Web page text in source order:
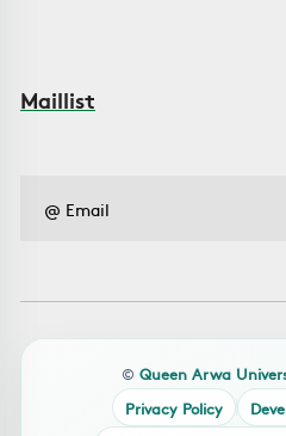
Maillist
© Queen Arwa
Privacy Policy